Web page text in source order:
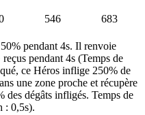
546 683
pendant 4s. Il renvoie
pendant 4s (Temps de
ce Héros inflige 250% de
une zone proche et récupère
des dégâts infligés. Temps de
: 0,5s).